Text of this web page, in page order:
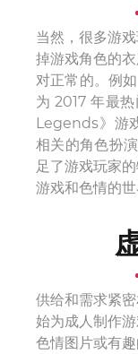
当然，很多游
掉游戏角色的
对正常的。例
为 2017 年最
Legends》游
相关的角色扮
足了游戏玩家
游戏和色情的世
供给和需求紧
始为成人制作
色情图片或有